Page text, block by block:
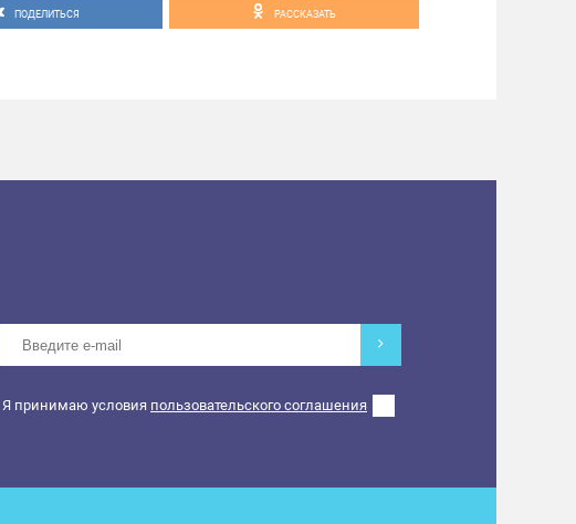
цены каждый день
ПОДЕЛИТЬСЯ РАССКАЗАТЬ
Я принимаю условия пользовательского соглашения